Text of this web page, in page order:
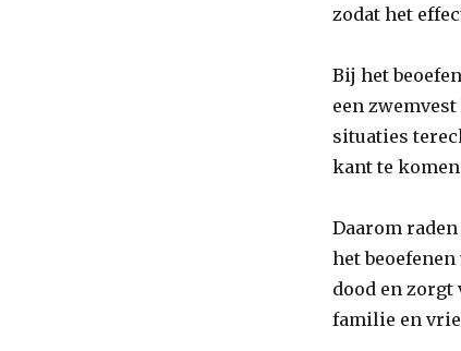
zodat het
Bij het
een
situaties
kant te
Daarom
het
dood en
familie en